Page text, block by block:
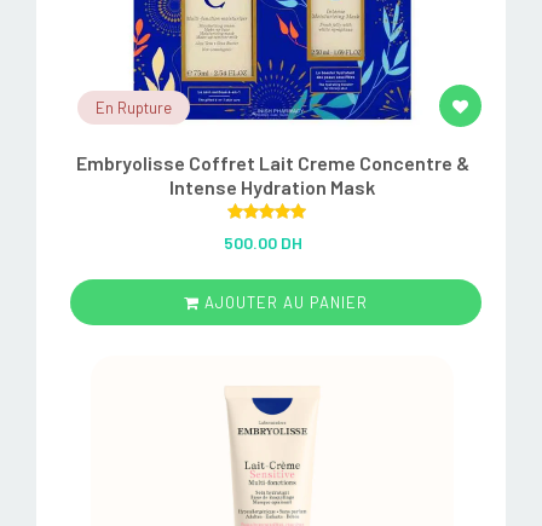
En Rupture
Embryolisse Coffret Lait Creme Concentre &
Intense Hydration Mask
out of 5
500.00 DH
AJOUTER AU PANIER